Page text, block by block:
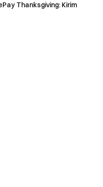
kami
Thanksgiving: Kirim